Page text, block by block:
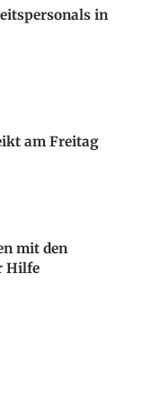
in
am Freitag
mit den
Hilfe